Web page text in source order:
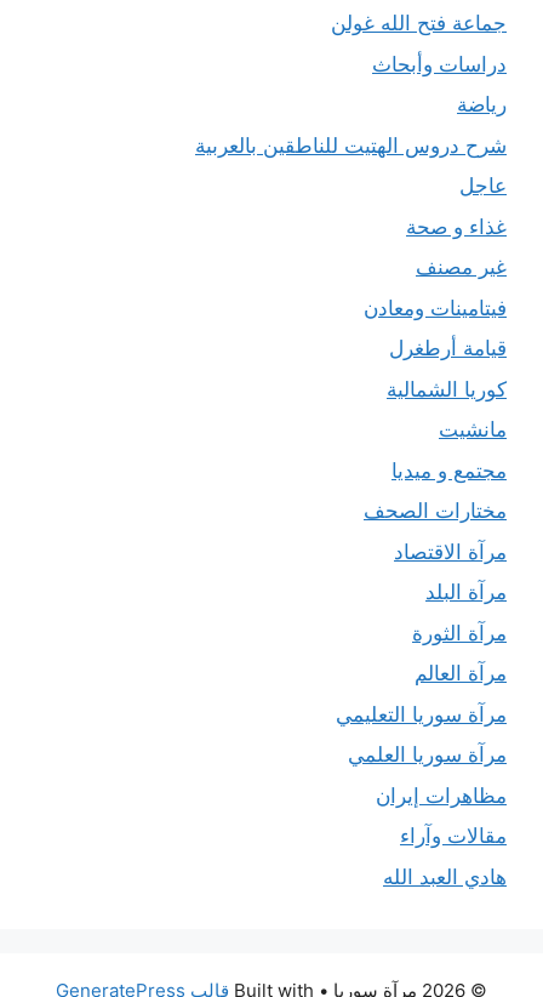
جماعة فتح الله غولن
دراسات وأبحاث
رياضة
شرح دروس الهتيت للناطقين بالعربية
عاجل
غذاء و صحة
غير مصنف
فيتامينات ومعادن
قيامة أرطغرل
كوريا الشمالية
مانشيت
مجتمع و ميديا
مختارات الصحف
مرآة الاقتصاد
مرآة البلد
مرآة الثورة
مرآة العالم
مرآة سوريا التعليمي
مرآة سوريا العلمي
مظاهرات إيران
مقالات وآراء
هادي العبد الله
© 2026 مرآة سوريا • Built with قالب GeneratePress